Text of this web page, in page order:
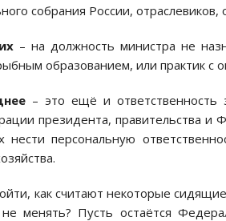
собрания России,
– на должность министра не
образованием, или практик с
– это ещё и ответственность
президента, правительства и
персональную
как считают некоторые
менять? Пусть остаётся